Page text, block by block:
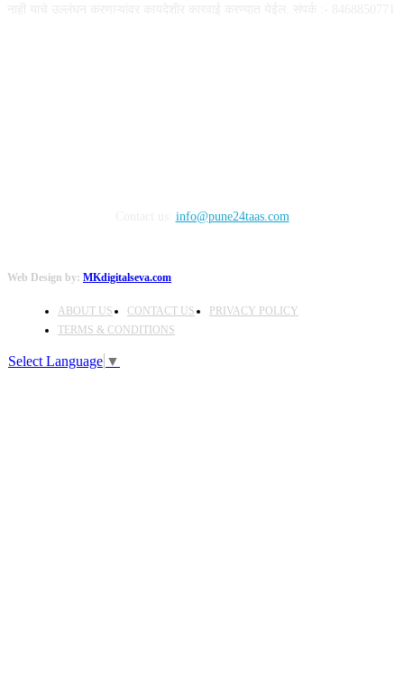
info@pune24taas.com
Web Design by: MKdigitalseva.com
ABOUT US CONTACT US
PRIVACY POLICY
TERMS & CONDITIONS
Select Language ▼